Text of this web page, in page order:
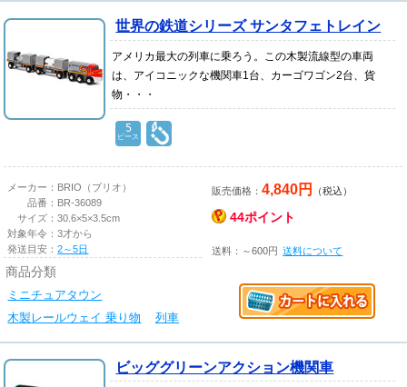
世界の鉄道シリーズ サンタフェトレイン
アメリカ最大の列車に乗ろう。この木製流線型の車両
は、アイコニックな機関車1台、カーゴワゴン2台、貨
物・・・
5
ピース
メーカー： BRIO（ブリオ）
品番： BR-36089
サイズ：30.6×5×3.5cm
対象年令：3才から
発送目安：2～5日
商品分類
ミニチュアタウン
木製レールウェイ 乗り物
列車
販売価格：4,840円 （税込）
44ポイント
送料：～600円 送料について
ビッググリーンアクション機関車